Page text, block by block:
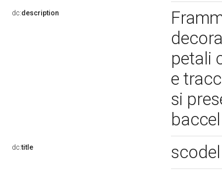
dc:description
petali
e
si
dc:title